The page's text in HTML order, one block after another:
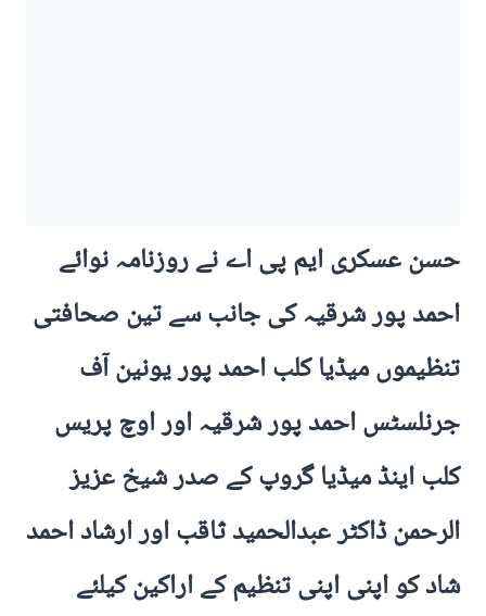
حسن عسکری ایم پی اے نے روزنامہ نوائے
احمد پور شرقیہ کی جانب سے تین صحافتی
تنظیموں میڈیا کلب احمد پور یونین آف
جرنلسٹس احمد پور شرقیہ اور اوچ پریس
کلب اینڈ میڈیا گروپ کے صدر شیخ عزیز
الرحمن ڈاکٹر عبدالحمید ثاقب اور ارشاد احمد
شاد کو اپنی اپنی تنظیم کے اراکین کیلئے